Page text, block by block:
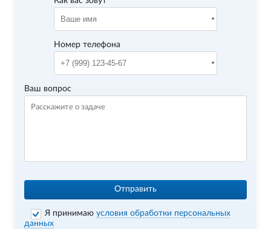
Номер телефона
Ваш вопрос
Отправить
Я принимаюусловия обработки персональных
данных